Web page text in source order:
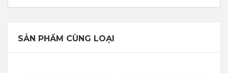
SẢN PHẨM CÙNG LOẠI